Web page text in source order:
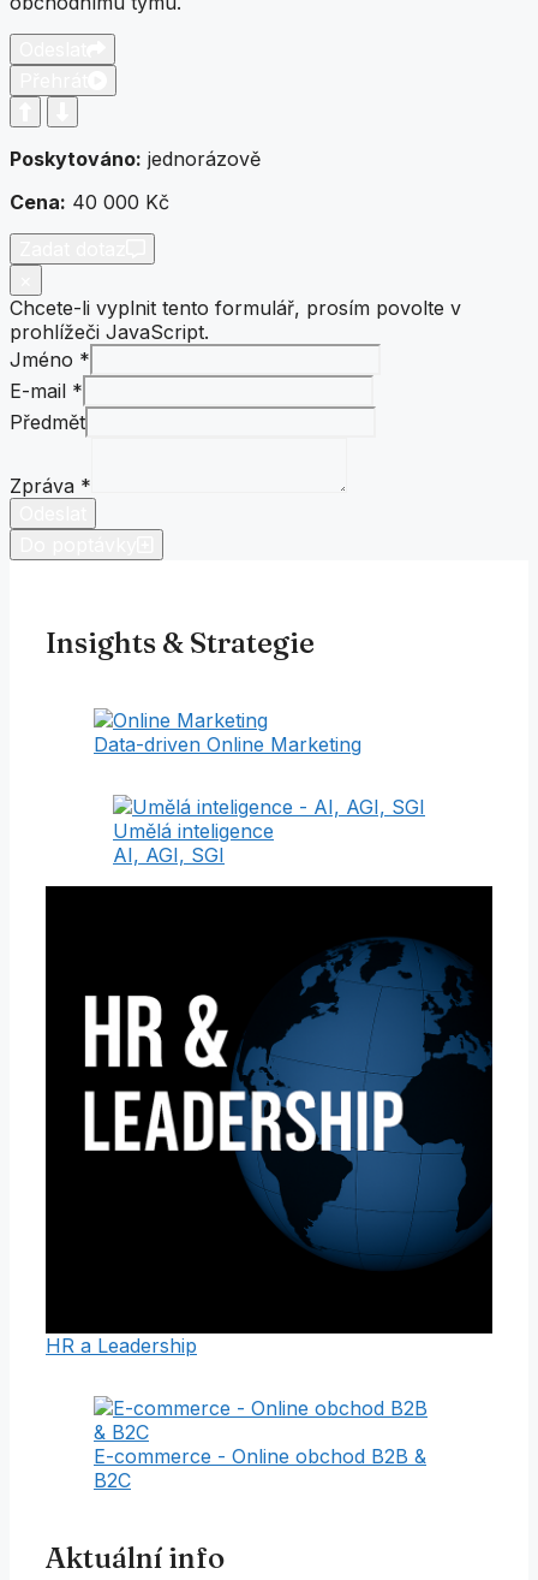
Poskytováno: jednorázově
Cena: 40 000 Kč
Chcete-li vyplnit tento formulář, prosím povolte v
prohlížeči JavaScript.
Jméno *
Jméno
E-
mail
E-mail *
Předmět
Zpráva *
Insights & Strategie
Data-driven Online Marketing
Umělá inteligence
AI, AGI, SGI
HR a Leadership
E-commerce - Online obchod B2B &
B2C
Aktuální info